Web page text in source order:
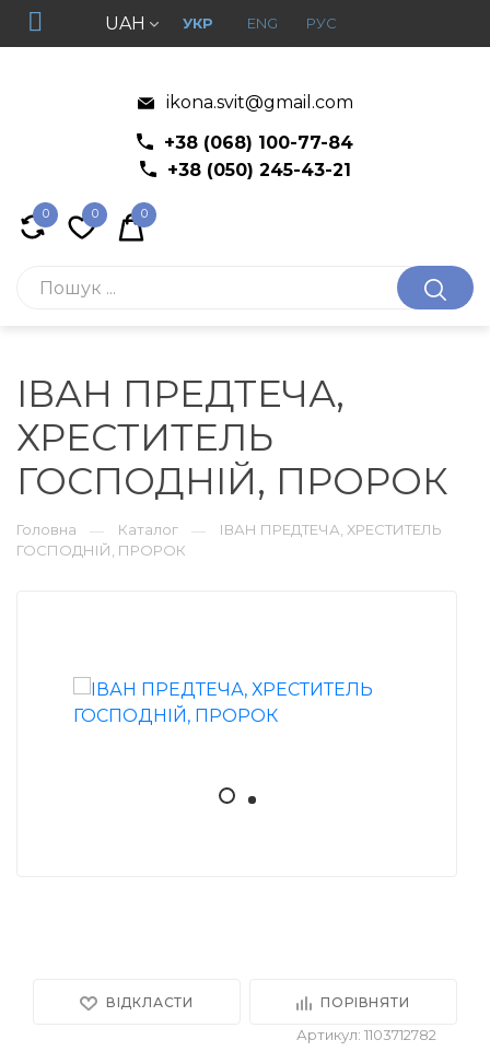
UAH УКР ENG РУС
ikona.svit@gmail.com
+38 (068) 100-77-84
+38 (050) 245-43-21
0 0 0
ІВАН ПРЕДТЕЧА,
ХРЕСТИТЕЛЬ
ГОСПОДНІЙ, ПРОРОК
Головна — Каталог —
ІВАН ПРЕДТЕЧА, ХРЕСТИТЕЛЬ
ГОСПОДНІЙ, ПРОРОК
ВІДКЛАСТИ ПОРІВНЯТИ
Артикул: 1103712782